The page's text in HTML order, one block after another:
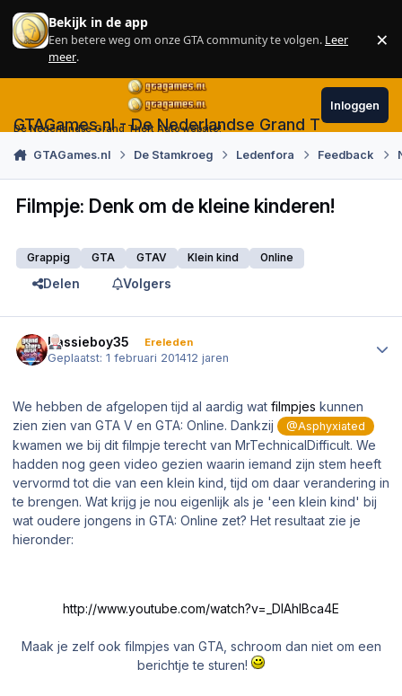
Skip to content
Bekijk in de app
Een betere weg om onze GTA community te volgen. Leer
meer.
×
GTAGames.nl - De Nederlandse Grand Theft Auto
De Nederlandse Grand Theft Auto website!
Inloggen
GTAGames.nl De Stamkroeg Ledenfora Feedback
Filmpje: Denk om de kleine kinderen!
Grappig GTA GTAV Klein kind Online
Delen Volgers
Bassieboy35 Ereleden
Geplaatst:1 februari 201412 jaren
We hebben de afgelopen tijd al aardig wat filmpjes kunnen
zien zien van GTA V en GTA: Online. Dankzij
@Asphyxiated
kwamen we bij dit filmpje terecht van MrTechnicalDifficult. We
hadden nog geen video gezien waarin iemand zijn stem heeft
vervormd tot die van een klein kind, tijd om daar verandering in
te brengen. Wat krijg je nou eigenlijk als je 'een klein kind' bij
wat oudere jongens in GTA: Online zet? Het resultaat zie je
hieronder:
http://www.youtube.com/watch?v=_DlAhlBca4E
Maak je zelf ook filmpjes van GTA, schroom dan niet om een
berichtje te sturen!